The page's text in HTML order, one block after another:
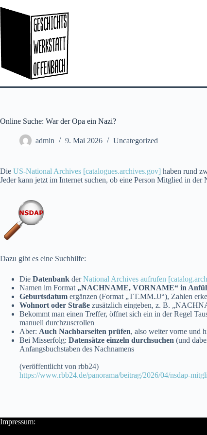
Inhalt
springen
Online Suche: War der Opa ein Nazi?
admin 9. Mai 2026 Uncategorized
Die US-National Archives [catalogues.archives.gov] haben rund
Jeder kann jetzt im Internet suchen, ob eine Person Mitglied in der
Dazu gibt es eine Suchhilfe:
Die Datenbank derNational Archives aufrufen
Namen im Format „NACHNAME, VORNAME“ in
Geburtsdatum ergänzen (Format „TT.MM.JJ“), Zahlen
Wohnort oder Straße zusätzlich eingeben, z. B.
Bekommt man einen Treffer, öffnet sich ein in der Regel
manuell durchzuscrollen
Aber: Auch Nachbarseiten prüfen, also weiter vorne und
Bei Misserfolg: Datensätze einzeln durchsuchen (und
Anfangsbuchstaben des Nachnamens
(veröffentlicht von rbb24)
https://www.rbb24.de/panorama/beitrag/2026/04/nsdap-
Impressum: